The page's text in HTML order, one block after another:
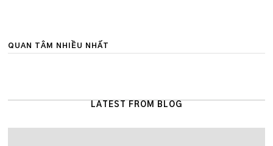
QUAN TÂM NHIỀU NHẤT
LATEST FROM BLOG